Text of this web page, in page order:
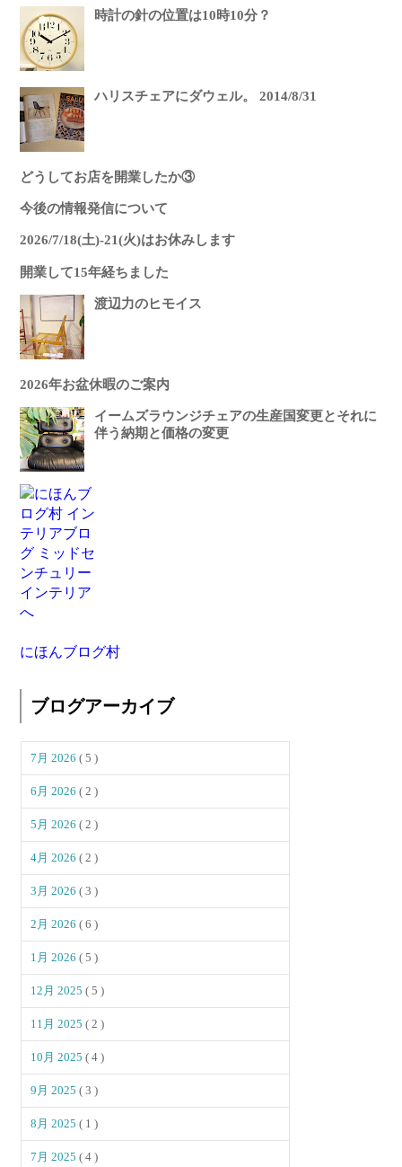
時計の針の位置は10時10分？
ハリスチェアにダウェル。 2014/8/31
どうしてお店を開業したか③
今後の情報発信について
2026/7/18(土)-21(火)はお休みします
開業して15年経ちました
渡辺力のヒモイス
2026年お盆休暇のご案内
イームズラウンジチェアの生産国変更とそれに
伴う納期と価格の変更
にほんブログ村
ブログアーカイブ
7月 2026( 5 )
6月 2026( 2 )
5月 2026( 2 )
4月 2026( 2 )
3月 2026( 3 )
2月 2026( 6 )
1月 2026( 5 )
12月 2025( 5 )
11月 2025( 2 )
10月 2025( 4 )
9月 2025( 3 )
8月 2025( 1 )
7月 2025( 4 )